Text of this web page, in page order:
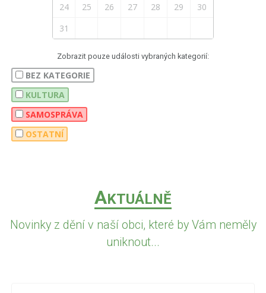
24
25 26 27 28 29
30
31
Zobrazit pouze události vybraných kategorií:
BEZ KATEGORIE
KULTURA
SAMOSPRÁVA
OSTATNÍ
AKTUÁLNĚ
Novinky z dění v naší obci, které by Vám neměly
uniknout...